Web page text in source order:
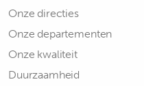
Onze directies
Onze departementen
Onze kwaliteit
Duurzaamheid